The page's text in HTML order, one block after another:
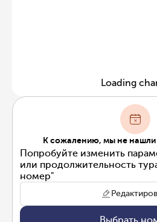
Loading
К сожалению, мы не нашли
Попробуйте изменить
или продолжительность
номер"